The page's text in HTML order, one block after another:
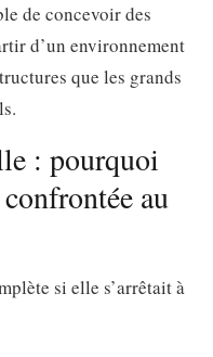
de concevoir des
d’un environnement
que les grands
: pourquoi
au
si elle s’arrêtait à